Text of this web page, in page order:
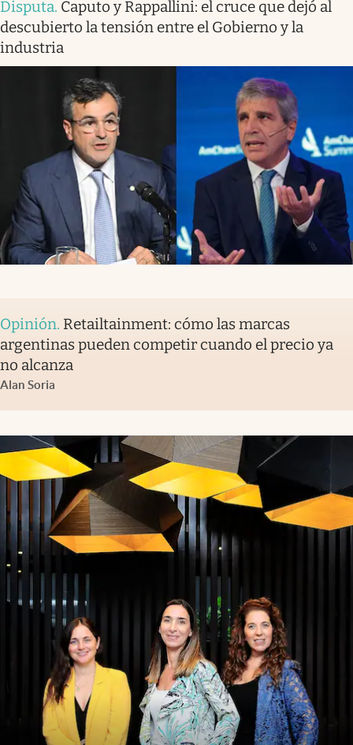
Disputa. Caputo y Rappallini: el cruce que dejó al
descubierto la tensión entre el Gobierno y la
industria
Opinión. Retailtainment: cómo las marcas
argentinas pueden competir cuando el precio ya
no alcanza
Alan Soria